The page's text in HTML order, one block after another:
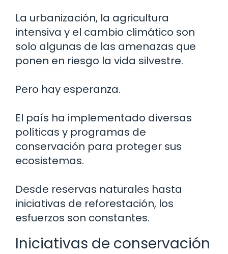
La urbanización, la agricultura
intensiva y el cambio climático son
solo algunas de las amenazas que
ponen en riesgo la vida silvestre.
Pero hay esperanza.
El país ha implementado diversas
políticas y programas de
conservación para proteger sus
ecosistemas.
Desde reservas naturales hasta
iniciativas de reforestación, los
esfuerzos son constantes.
Iniciativas de conservación